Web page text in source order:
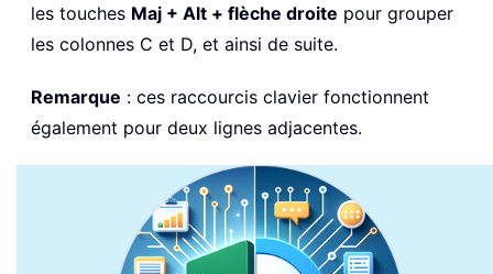
les touches Maj + Alt + flèche droite pour grouper
les colonnes C et D, et ainsi de suite.
Remarque : ces raccourcis clavier fonctionnent
également pour deux lignes adjacentes.